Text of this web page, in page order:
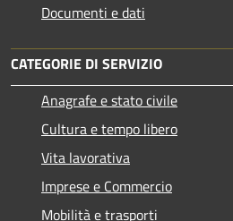
Documenti e dati
CATEGORIE DI SERVIZIO
Anagrafe e stato civile
Cultura e tempo libero
Vita lavorativa
Imprese e Commercio
Mobilità e trasporti